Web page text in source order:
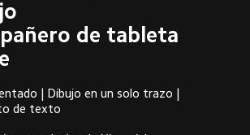
de tableta
| Dibujo en un solo trazo |
de texto